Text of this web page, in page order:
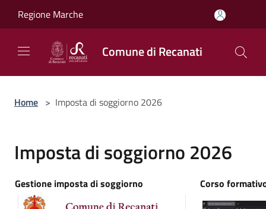
Regione Marche
Comune di Recanati
Home > Imposta di soggiorno 2026
Imposta di soggiorno 2026
Gestione imposta di soggiorno Corso